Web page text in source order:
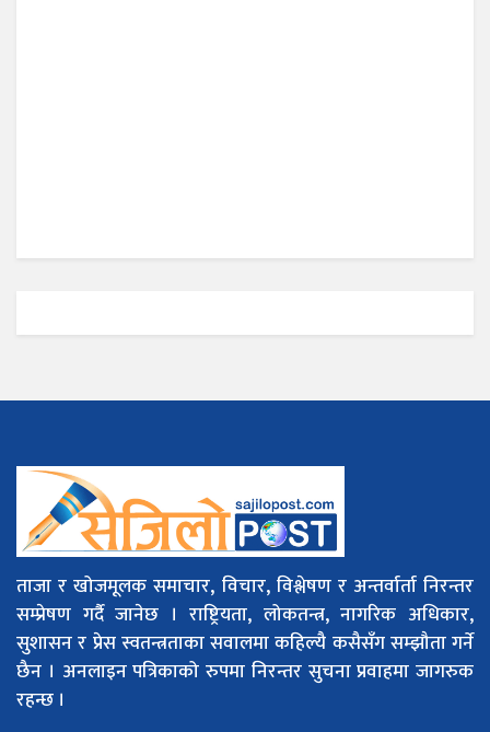
ताजा र खोजमूलक समाचार, विचार, विश्लेषण र अन्तर्वार्ता निरन्तर
सम्प्रेषण गर्दै जानेछ । राष्ट्रियता, लोकतन्त्र, नागरिक अधिकार,
सुशासन र प्रेस स्वतन्त्रताका सवालमा कहिल्यै कसैसँग सम्झौता गर्ने
छैन । अनलाइन पत्रिकाको रुपमा निरन्तर सुचना प्रवाहमा जागरुक
रहन्छ ।